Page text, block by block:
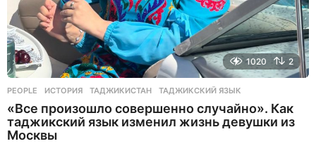
1020 2
PEOPLE ИСТОРИЯ ,ТАДЖИКИСТАН ,ТАДЖИКСКИЙ ЯЗЫК
«Все произошло совершенно случайно». Как
таджикский язык изменил жизнь девушки из
Москвы